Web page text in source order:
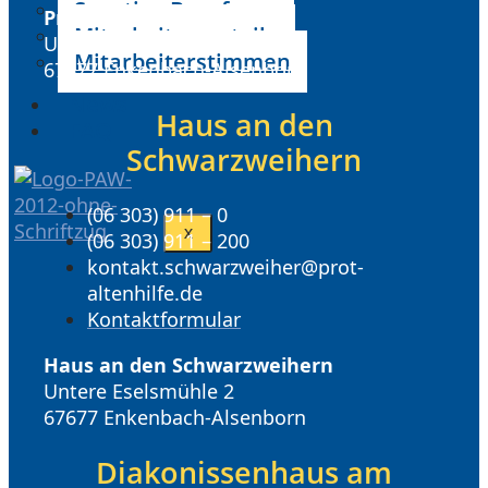
Sonstige Berufe
Mitarbeitervorteile
Mitarbeiterstimmen
X
Prot. Altenhilfe Westpfalz
Untere Eselsmühle 2
67677 Enkenbach-Alsenborn
Haus an den
Schwarzweihern
(06 303) 911 – 0
(06 303) 911 – 200
kontakt.schwarzweiher@prot-
altenhilfe.de
Kontaktformular
Haus an den Schwarzweihern
Untere Eselsmühle 2
67677 Enkenbach-Alsenborn
Diakonissenhaus am